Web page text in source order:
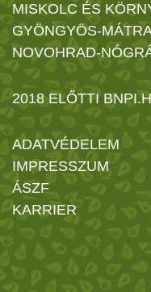
MISKOLC ÉS
GYÖNGYÖS-
NOVOHRAD-
2018 ELŐTTI
ADATVÉDELEM
IMPRESSZUM
ÁSZF
KARRIER